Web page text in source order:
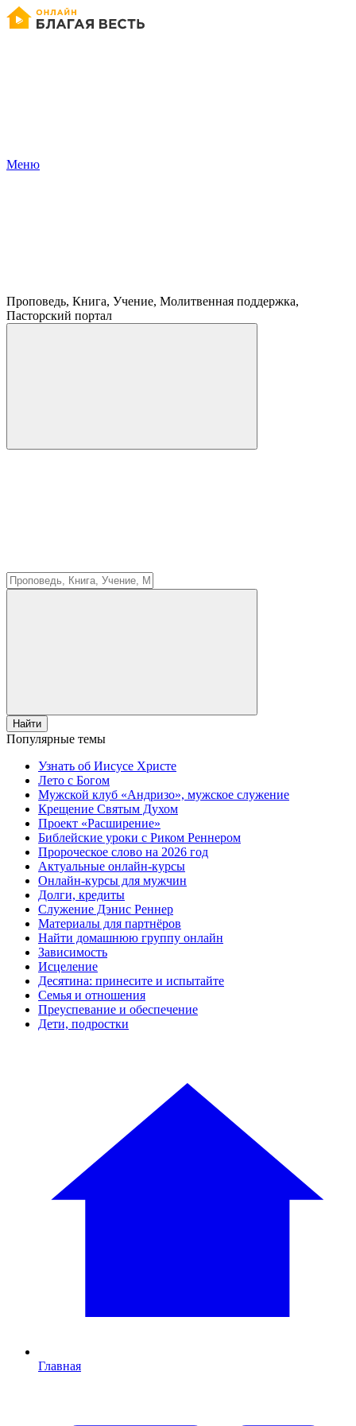
Меню
Проповедь, Книга, Учение, Молитвенная поддержка,
Пасторский портал
Найти
Популярные темы
Узнать об Иисусе Христе
Лето с Богом
Мужской клуб «Андризо», мужское служение
Крещение Святым Духом
Проект «Расширение»
Библейские уроки с Риком Реннером
Пророческое слово на 2026 год
Актуальные онлайн-курсы
Онлайн-курсы для мужчин
Долги, кредиты
Служение Дэнис Реннер
Материалы для партнёров
Найти домашнюю группу онлайн
Зависимость
Исцеление
Десятина: принесите и испытайте
Семья и отношения
Преуспевание и обеспечение
Дети, подростки
Главная